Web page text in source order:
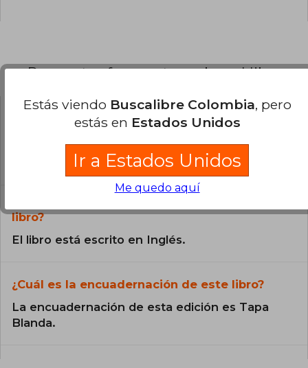
Preguntas frecuentes sobre el libro
¿El libro es original?
Todos los libros de nuestro
catálogo son Originales.
libro?
El libro está escrito en Inglés.
¿Cuál es la encuadernación de este libro?
La encuadernación de esta edición es Tapa
Blanda.
Estás viendo Buscalibre Colombia, pero
estás en Estados Unidos
Ir a Estados Unidos
Me quedo aquí